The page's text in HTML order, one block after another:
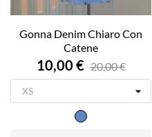
Gonna Denim Chiaro Con
Catene
10,00 € 20,00 €
Jeans